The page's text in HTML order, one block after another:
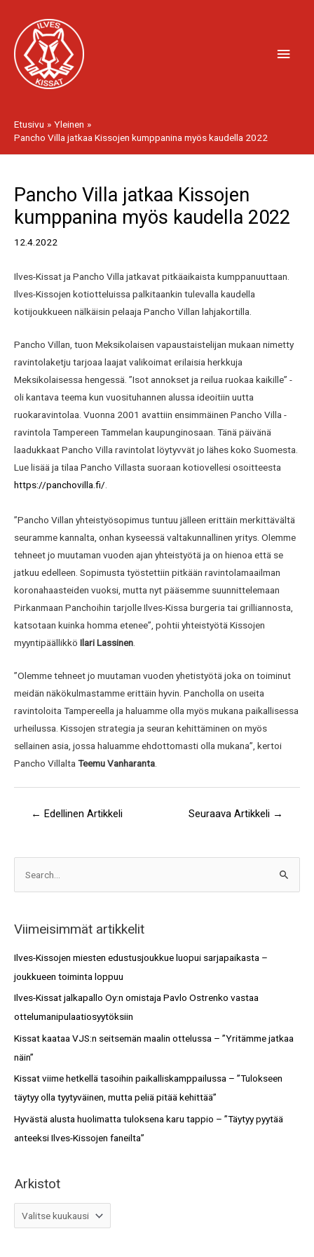
sisältöön
Etusivu
Yleinen
Pancho Villa jatkaa Kissojen kumppanina myös kaudella 2022
Pancho Villa jatkaa Kissojen
kumppanina myös kaudella 2022
12.4.2022
Ilves-Kissat ja Pancho Villa jatkavat pitkäaikaista kumppanuuttaan.
Ilves-Kissojen kotiotteluissa palkitaankin tulevalla kaudella
kotijoukkueen nälkäisin pelaaja Pancho Villan lahjakortilla.
Pancho Villan, tuon Meksikolaisen vapaustaistelijan mukaan nimetty
ravintolaketju tarjoaa laajat valikoimat erilaisia herkkuja
Meksikolaisessa hengessä. ”Isot annokset ja reilua ruokaa kaikille” -
oli kantava teema kun vuosituhannen alussa ideoitiin uutta
ruokaravintolaa. Vuonna 2001 avattiin ensimmäinen Pancho Villa -
ravintola Tampereen Tammelan kaupunginosaan. Tänä päivänä
laadukkaat Pancho Villa ravintolat löytyvvät jo lähes koko Suomesta.
Lue lisää ja tilaa Pancho Villasta suoraan kotiovellesi osoitteesta
https://panchovilla.fi/.
”Pancho Villan yhteistyösopimus tuntuu jälleen erittäin merkittävältä
seuramme kannalta, onhan kyseessä valtakunnallinen yritys. Olemme
tehneet jo muutaman vuoden ajan yhteistyötä ja on hienoa että se
jatkuu edelleen. Sopimusta työstettiin pitkään ravintolamaailman
koronahaasteiden vuoksi, mutta nyt pääsemme suunnittelemaan
Pirkanmaan Panchoihin tarjolle Ilves-Kissa burgeria tai grilliannosta,
katsotaan kuinka homma etenee”, pohtii yhteistyötä Kissojen
myyntipäällikkö Ilari Lassinen.
”Olemme tehneet jo muutaman vuoden yhetistyötä joka on toiminut
meidän näkökulmastamme erittäin hyvin. Pancholla on useita
ravintoloita Tampereella ja haluamme olla myös mukana paikallisessa
urheilussa. Kissojen strategia ja seuran kehittäminen on myös
sellainen asia, jossa haluamme ehdottomasti olla mukana”, kertoi
Pancho Villalta Teemu Vanharanta
selaus
← Edellinen Artikkeli Seuraava Artikkeli →
r
c
h
f
Viimeisimmät artikkelit
Ilves-Kissojen miesten edustusjoukkue luopui sarjapaikasta –
joukkueen toiminta loppuu
Ilves-Kissat jalkapallo Oy:n omistaja Pavlo Ostrenko vastaa
ottelumanipulaatiosyytöksiin
Kissat kaataa VJS:n seitsemän maalin ottelussa – ”Yritämme jatkaa
näin”
Kissat viime hetkellä tasoihin paikalliskamppailussa – ”Tulokseen
täytyy olla tyytyväinen, mutta peliä pitää kehittää”
Hyvästä alusta huolimatta tuloksena karu tappio – ”Täytyy pyytää
anteeksi Ilves-Kissojen faneilta”
Arkistot
i
t
o
t